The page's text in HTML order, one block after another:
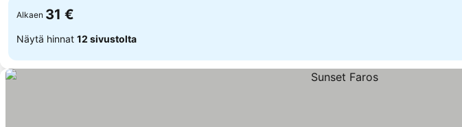
Alkaen 31 €
Näytä hinnat 12 sivustolta